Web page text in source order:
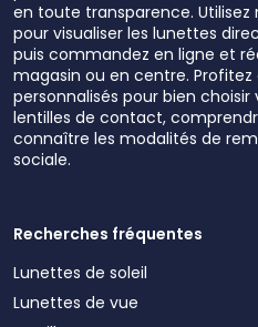
en toute transparence. Utilisez
pour visualiser les lunettes
puis commandez en ligne et
magasin ou en centre.
personnalisés pour bien
lentilles de contact,
connaître les modalités de
sociale.
Recherches fréquentes
Lunettes de soleil
Lunettes de vue